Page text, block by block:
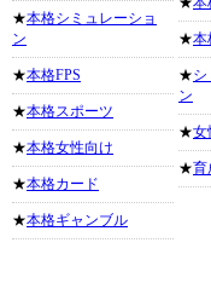
★本格シミュレーショ
ン
★本格FPS
★本格スポーツ
★本格女性向け
★本格カード
★本格ギャンブル
★本
★シ
ン
★女
★育